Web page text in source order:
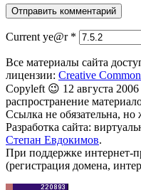
Current ye@r *
Все материалы сайта
лицензии: Creative
Copyleft 😉 12 августа
распространение
Ссылка не обязательна, но
Разработка сайта:
Степан Евдокимов.
При поддержке интернет-
(регистрация домена,